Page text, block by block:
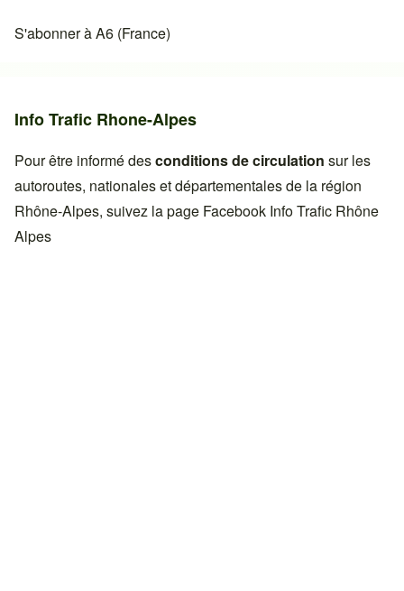
S'abonner à A6 (France)
Info Trafic Rhone-Alpes
Pour être informé desconditions de circulation sur les
autoroutes, nationales et départementales de la région
Rhône-Alpes, suivez la page Facebook Info Trafic Rhône
Alpes